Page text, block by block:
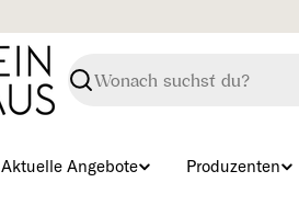
Suchen
Aktuelle Angebote Produzenten